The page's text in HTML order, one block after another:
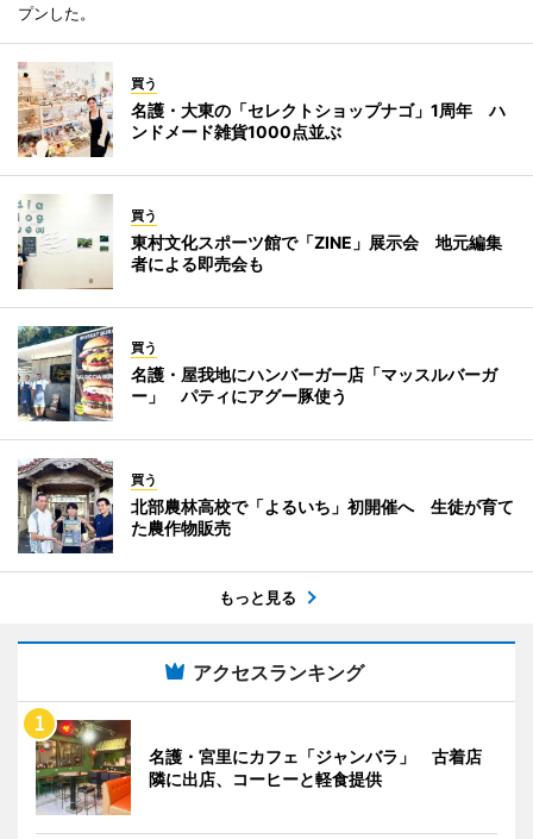
プンした。
買う
名護・大東の「セレクトショップナゴ」1周年 ハ
ンドメード雑貨1000点並ぶ
買う
東村文化スポーツ館で「ZINE」展示会 地元編集
者による即売会も
買う
名護・屋我地にハンバーガー店「マッスルバーガ
ー」 パティにアグー豚使う
買う
北部農林高校で「よるいち」初開催へ 生徒が育て
た農作物販売
もっと見る
アクセスランキング
名護・宮里にカフェ「ジャンバラ」 古着店
隣に出店、コーヒーと軽食提供